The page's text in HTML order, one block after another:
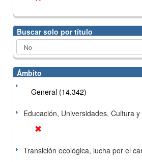
Buscar solo por título
Ámbito
General (14.342)
Educación, Universidades, Cultura
Transición ecológica, lucha por el